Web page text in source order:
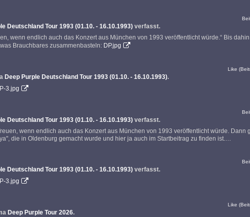
Deutschland Tour 1993 (01.10. - 16.10.1993) verfasst.
wenn endlich auch das Konzert aus München von 1993 veröffentlicht würde.“ Bis dahin
Brauchbares zusammenbasteln: DP.jpg
Deep Purple Deutschland Tour 1993 (01.10. - 16.10.1993).
Like
3.jpg
Deutschland Tour 1993 (01.10. - 16.10.1993) verfasst.
wenn endlich auch das Konzert aus München von 1993 veröffentlicht würde. Dann
die in Oldenburg gemacht wurde und hier ja auch im Startbeitrag zu finden ist.…
Deutschland Tour 1993 (01.10. - 16.10.1993) verfasst.
3.jpg
Deep Purple Tour 2026.
Like